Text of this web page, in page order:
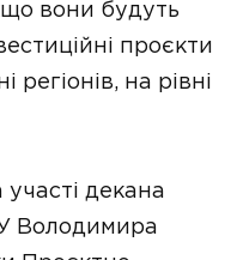
вони будуть
проєкти
регіонів, на рівні
участі декана
Володимира